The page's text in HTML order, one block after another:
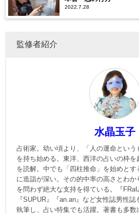
2022.7.28
監修者紹介
水晶玉子
占術家。幼い頃より、「人の運命とい
を持ち始める。東洋、西洋の占いの枠を
を読解。中でも「四柱推命」を始めと
に造詣が深い。その的中率の高さとわ
を問わず絶大な支持を得ている。『
『SUPUR』『an.an』など女性誌男性
執筆し、占い特集でも活躍。著書も多数